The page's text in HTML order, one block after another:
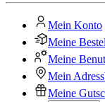
Mein Konto
Meine
Meine
Mein
Meine